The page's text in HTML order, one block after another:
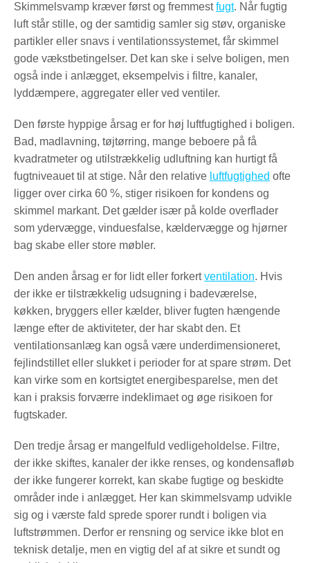
Skimmelsvamp kræver først og fremmestfugt. Når fugtig
luft står stille, og der samtidig samler sig støv, organiske
partikler eller snavs i ventilationssystemet, får skimmel
gode vækstbetingelser. Det kan ske i selve boligen, men
også inde i anlægget, eksempelvis i filtre, kanaler,
lyddæmpere, aggregater eller ved ventiler.
Den første hyppige årsag er for høj luftfugtighed i boligen.
Bad, madlavning, tøjtørring, mange beboere på få
kvadratmeter og utilstrækkelig udluftning kan hurtigt få
fugtniveauet til at stige. Når den relative luftfugtighed ofte
ligger over cirka 60 %, stiger risikoen for kondens og
skimmel markant. Det gælder især på kolde overflader
som ydervægge, vinduesfalse, kældervægge og hjørner
bag skabe eller store møbler.
Den anden årsag er for lidt eller forkertventilation. Hvis
der ikke er tilstrækkelig udsugning i badeværelse,
køkken, bryggers eller kælder, bliver fugten hængende
længe efter de aktiviteter, der har skabt den. Et
ventilationsanlæg kan også være underdimensioneret,
fejlindstillet eller slukket i perioder for at spare strøm. Det
kan virke som en kortsigtet energibesparelse, men det
kan i praksis forværre indeklimaet og øge risikoen for
fugtskader.
Den tredje årsag er mangelfuld vedligeholdelse. Filtre,
der ikke skiftes, kanaler der ikke renses, og kondensafløb
der ikke fungerer korrekt, kan skabe fugtige og beskidte
områder inde i anlægget. Her kan skimmelsvamp udvikle
sig og i værste fald sprede sporer rundt i boligen via
luftstrømmen. Derfor er rensning og service ikke blot en
teknisk detalje, men en vigtig del af at sikre et sundt og